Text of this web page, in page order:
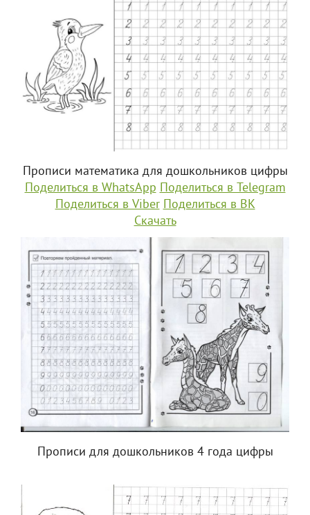
Прописи математика для дошкольников цифры
Поделиться в WhatsApp Поделиться в Telegram
Поделиться в Viber Поделиться в ВК
Скачать
Прописи для дошкольников 4 года цифры